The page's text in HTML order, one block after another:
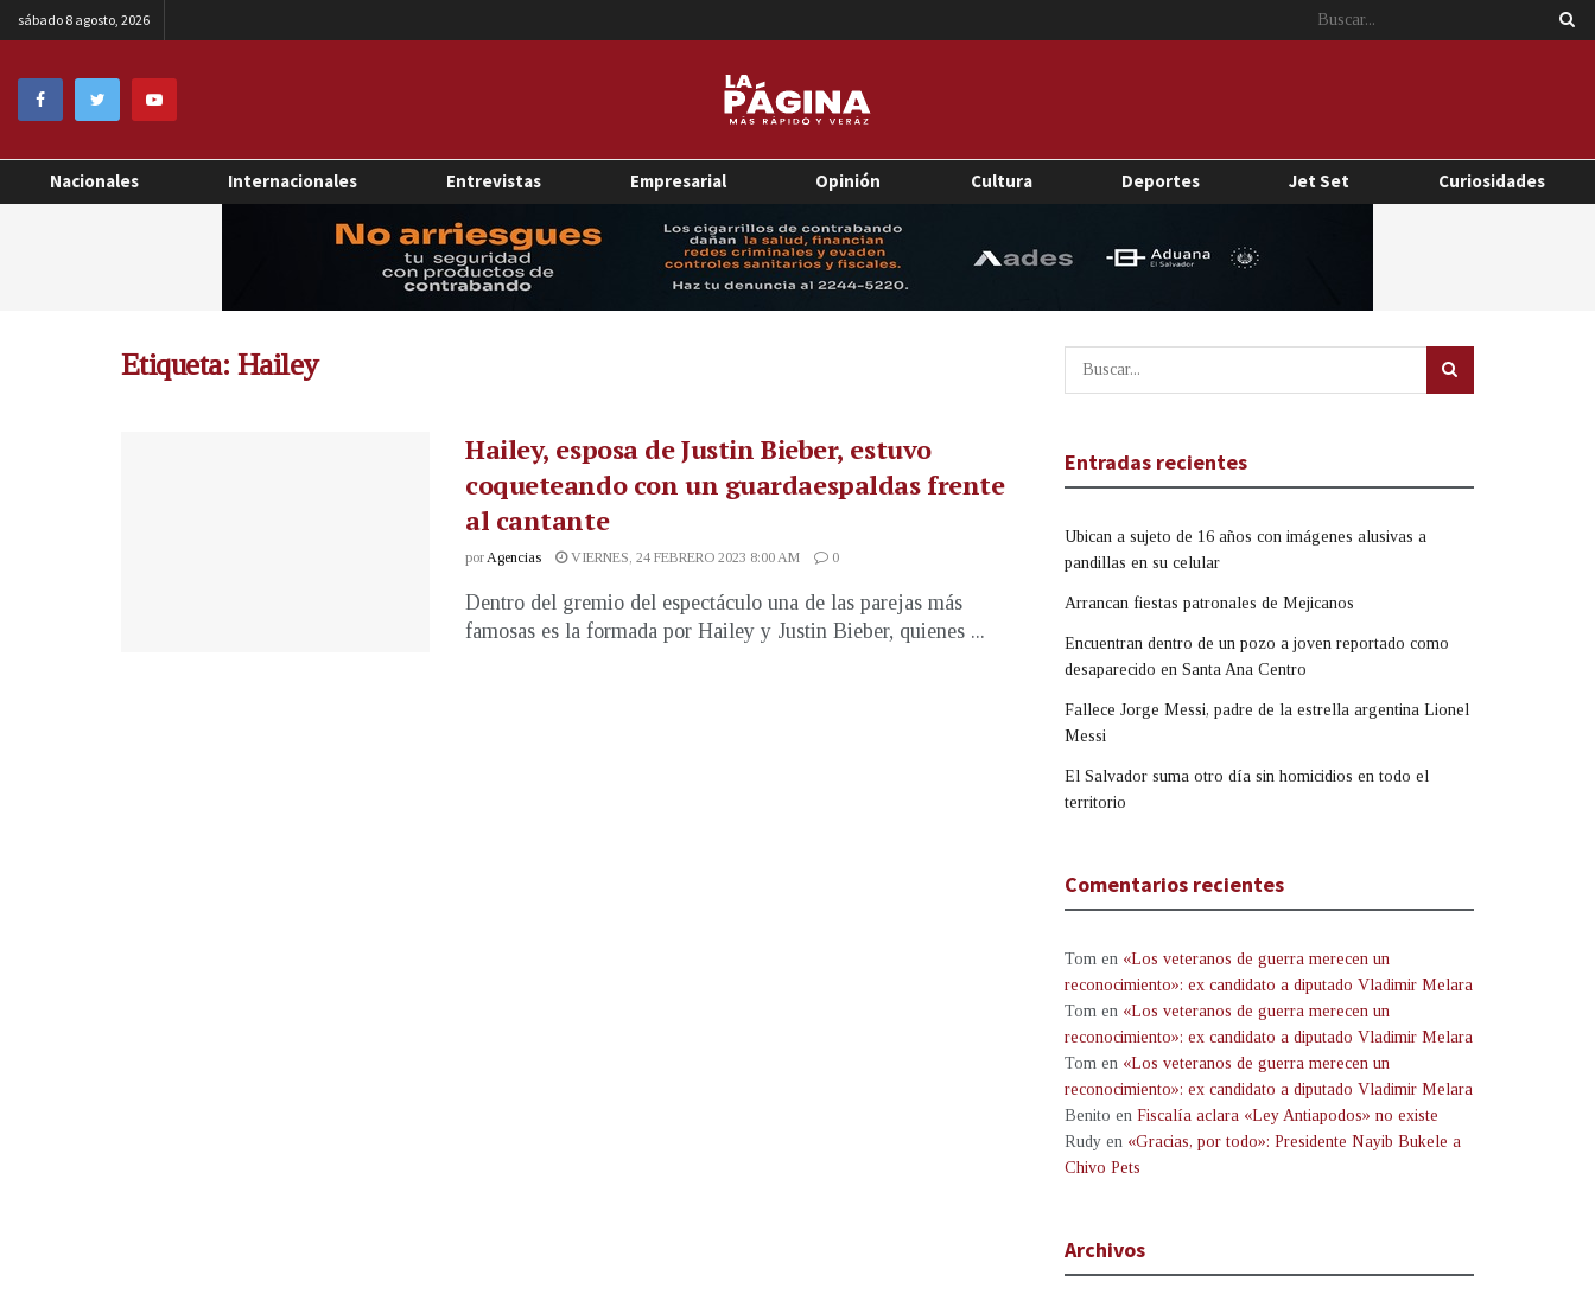
sábado 8 agosto, 2026
Nacionales Internacionales Entrevistas Empresarial Opinión Cultura Deportes Jet Set Curiosidades
Etiqueta: Hailey
Hailey, esposa de Justin Bieber, estuvo
coqueteando con un guardaespaldas frente
al cantante
porAgencias VIERNES, 24 FEBRERO 2023 8:00 AM 0
Dentro del gremio del espectáculo una de las parejas más
famosas es la formada por Hailey y Justin Bieber, quienes ...
Entradas recientes
Ubican a sujeto de 16 años con imágenes alusivas a
pandillas en su celular
Arrancan fiestas patronales de Mejicanos
Encuentran dentro de un pozo a joven reportado como
desaparecido en Santa Ana Centro
Fallece Jorge Messi, padre de la estrella argentina Lionel
Messi
El Salvador suma otro día sin homicidios en todo el
territorio
Comentarios recientes
Tom en «Los veteranos de guerra merecen un
reconocimiento»: ex candidato a diputado Vladimir Melara
Tom en «Los veteranos de guerra merecen un
reconocimiento»: ex candidato a diputado Vladimir Melara
Tom en «Los veteranos de guerra merecen un
reconocimiento»: ex candidato a diputado Vladimir Melara
Benito en Fiscalía aclara «Ley Antiapodos» no existe
Rudy en «Gracias, por todo»: Presidente Nayib Bukele a
Chivo Pets
Archivos